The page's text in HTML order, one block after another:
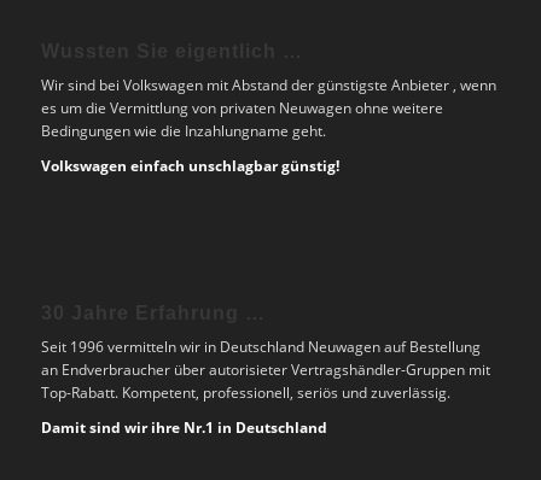
Wir sind bei Volkswagen mit Abstand der günstigste Anbieter , wenn
es um die Vermittlung von privaten Neuwagen ohne weitere
Bedingungen wie die Inzahlungname geht.
Volkswagen einfach unschlagbar günstig!
Seit 1996 vermitteln wir in Deutschland Neuwagen auf Bestellung
an Endverbraucher über autorisieter Vertragshändler-Gruppen mit
Top-Rabatt. Kompetent, professionell, seriös und zuverlässig.
Damit sind wir ihre Nr.1 in Deutschland